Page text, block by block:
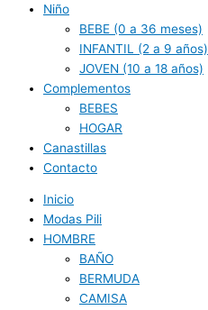
Niño
BEBE (0 a 36 meses)
INFANTIL (2 a 9 años)
JOVEN (10 a 18 años)
Complementos
BEBES
HOGAR
Canastillas
Contacto
Inicio
Modas Pili
HOMBRE
BAÑO
BERMUDA
CAMISA